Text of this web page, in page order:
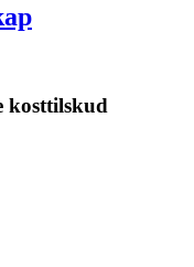
kosttilskud